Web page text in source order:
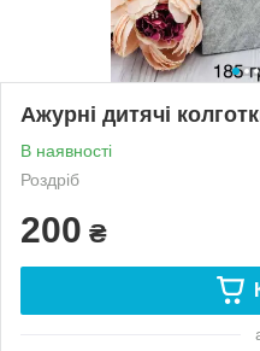
Ажурні дитячі
В наявності
Роздріб
200 ₴